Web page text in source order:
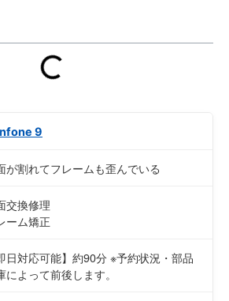
9
が割れてフレームも歪んでいる
交換修理
ーム矯正
日対応可能】約90分 ※予約状況・部品
によって前後します。